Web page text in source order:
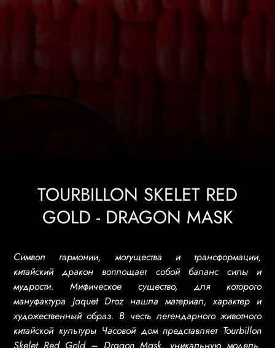
TOURBILLON SKELET RED
GOLD - DRAGON MASK
Символ гармонии, могущества и трансформации,
китайский дракон воплощает собой баланс силы и
мудрости. Мифическое существо, для которого
мануфактура Jaquet Droz нашла материал, характер и
художественный образ. В честь легендарного животного
китайской культуры Часовой дом представляет Tourbillon
Skelet Red Gold – Dragon Mask, уникальную модель,